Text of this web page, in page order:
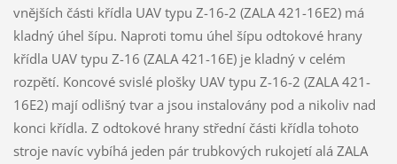
vnějších části křídla UAV typu Z-16-2 (ZALA 421-16E2) má
kladný úhel šípu. Naproti tomu úhel šípu odtokové hrany
křídla UAV typu Z-16 (ZALA 421-16E) je kladný v celém
rozpětí. Koncové svislé plošky UAV typu Z-16-2 (ZALA 421-
16E2) mají odlišný tvar a jsou instalovány pod a nikoliv nad
konci křídla. Z odtokové hrany střední části křídla tohoto
stroje navíc vybíhá jeden pár trubkových rukojetí alá ZALA